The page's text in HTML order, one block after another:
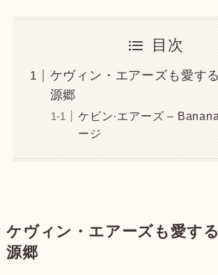
目次
ケヴィン・エアーズも愛す
源郷
ケビン·エアーズ –
ージ
ケヴィン・エアーズも愛す
源郷